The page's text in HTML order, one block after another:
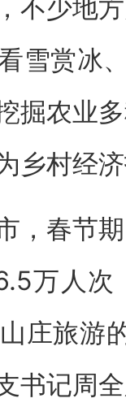
少地方
雪赏冰
掘农业
乡村经
春节期
万人
庄旅游
书记周